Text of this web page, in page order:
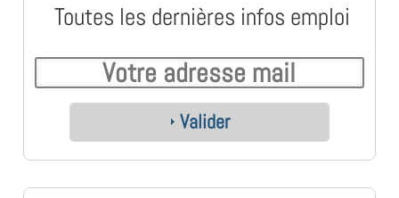
Toutes les dernières infos emploi
Valider